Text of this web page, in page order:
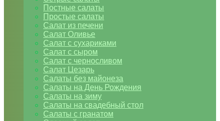
Постные салаты
Простые салаты
Салат из печени
Салат Оливье
Салат с сухариками
Салат с сыром
Салат с черносливом
Салат Цезарь
Салаты без майонеза
Салаты на День Рождения
Салаты на зиму
Салаты на свадебный стол
Салаты с гранатом